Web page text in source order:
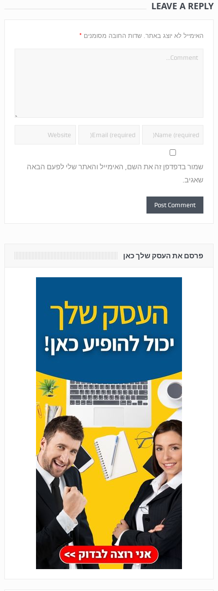
LEAVE A REPLY
האימייל לא יוצג באתר. שדות החובה מסומנים *
שמור בדפדפן זה את השם, האימייל והאתר שלי לפעם הבאה
שאגיב.
פרסם את העסק שלך כאן